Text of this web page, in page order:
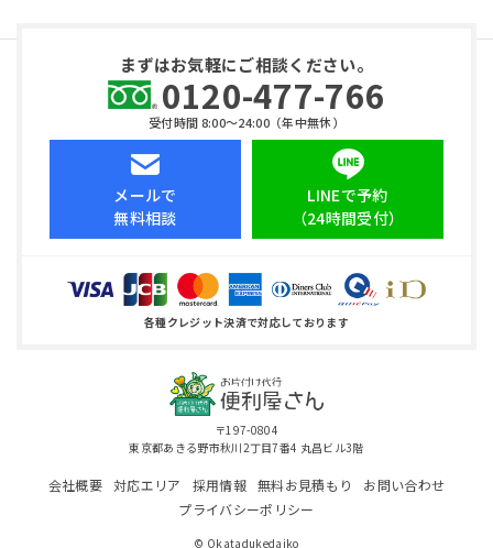
まずはお気軽にご相談ください。
0120-477-766
受付時間 8:00〜24:00（年中無休）
メールで
無料相談
LINEで予約
（24時間受付）
各種クレジット決済で対応しております
〒197-0804
東京都あきる野市秋川2丁目7番4 丸昌ビル3階
会社概要 対応エリア 採用情報 無料お見積もり
お問い合わせ
プライバシーポリシー
© Okatadukedaiko